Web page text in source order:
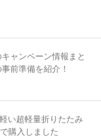
ャンペーン情報まと
前準備を紹介！
い超軽量折りたたみ
購入しました